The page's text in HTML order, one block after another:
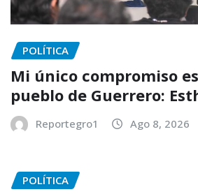
POLÍTICA
Mi único compromiso
pueblo de Guerrero:
Reportegro1 Ago 8, 2026
POLÍTICA